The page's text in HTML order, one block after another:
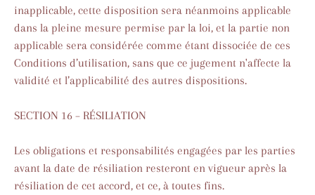
inapplicable, cette disposition sera néanmoins applicable
dans la pleine mesure permise par la loi, et la partie non
applicable sera considérée comme étant dissociée de ces
Conditions d’utilisation, sans que ce jugement n'affecte la
validité et l’applicabilité des autres dispositions.
SECTION 16 – RÉSILIATION
Les obligations et responsabilités engagées par les parties
avant la date de résiliation resteront en vigueur après la
résiliation de cet accord, et ce, à toutes fins.